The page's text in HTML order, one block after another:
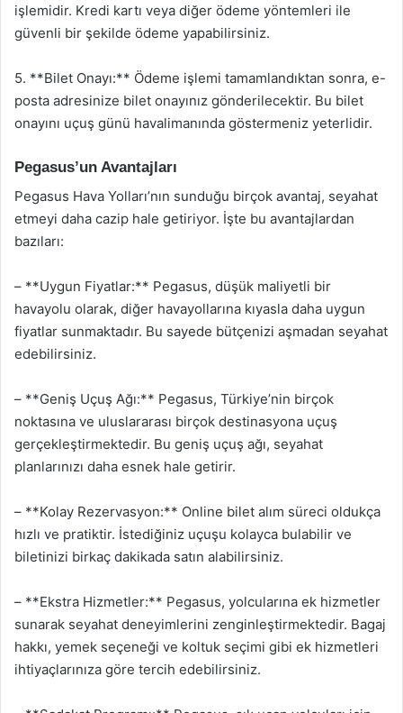
işlemidir. Kredi kartı veya diğer ödeme yöntemleri ile
güvenli bir şekilde ödeme yapabilirsiniz.
5. **Bilet Onayı:** Ödeme işlemi tamamlandıktan sonra, e-
posta adresinize bilet onayınız gönderilecektir. Bu bilet
onayını uçuş günü havalimanında göstermeniz yeterlidir.
Pegasus’un Avantajları
Pegasus Hava Yolları’nın sunduğu birçok avantaj, seyahat
etmeyi daha cazip hale getiriyor. İşte bu avantajlardan
bazıları:
– **Uygun Fiyatlar:** Pegasus, düşük maliyetli bir
havayolu olarak, diğer havayollarına kıyasla daha uygun
fiyatlar sunmaktadır. Bu sayede bütçenizi aşmadan seyahat
edebilirsiniz.
– **Geniş Uçuş Ağı:** Pegasus, Türkiye’nin birçok
noktasına ve uluslararası birçok destinasyona uçuş
gerçekleştirmektedir. Bu geniş uçuş ağı, seyahat
planlarınızı daha esnek hale getirir.
– **Kolay Rezervasyon:** Online bilet alım süreci oldukça
hızlı ve pratiktir. İstediğiniz uçuşu kolayca bulabilir ve
biletinizi birkaç dakikada satın alabilirsiniz.
– **Ekstra Hizmetler:** Pegasus, yolcularına ek hizmetler
sunarak seyahat deneyimlerini zenginleştirmektedir. Bagaj
hakkı, yemek seçeneği ve koltuk seçimi gibi ek hizmetleri
ihtiyaçlarınıza göre tercih edebilirsiniz.